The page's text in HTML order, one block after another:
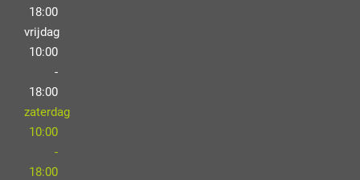
18:00
vrijdag
10:00
-
18:00
zaterdag
10:00
-
18:00